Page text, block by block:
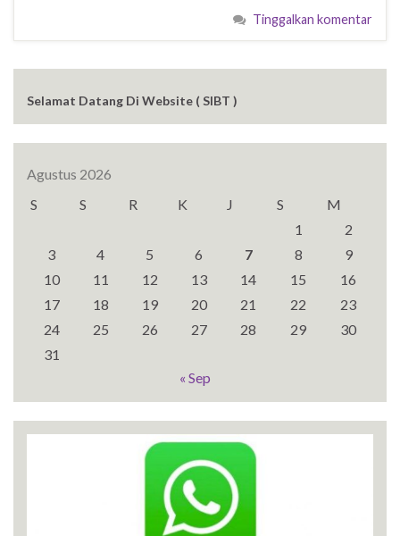
Tinggalkan komentar
Selamat Datang Di Website ( SIBT )
Agustus 2026
S
S R K J S
M
1
2
3
4 5 6 7 8
9
10
11 12 13 14 15
16
17
18 19 20 21 22
23
24
25 26 27 28 29
30
31
« Sep